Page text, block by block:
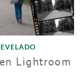
Lightroom